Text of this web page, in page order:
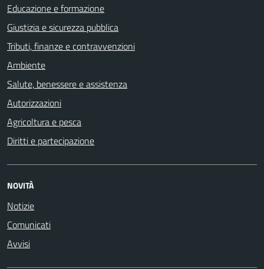
Educazione e formazione
Giustizia e sicurezza pubblica
Tributi, finanze e contravvenzioni
Ambiente
Salute, benessere e assistenza
Autorizzazioni
Agricoltura e pesca
Diritti e partecipazione
NOVITÀ
Notizie
Comunicati
Avvisi